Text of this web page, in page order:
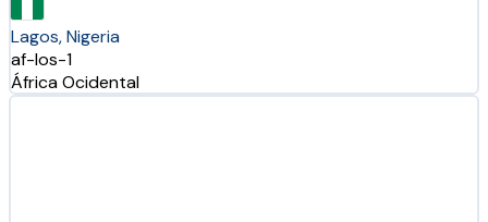
Lagos, Nigeria
af-los-1
África Ocidental